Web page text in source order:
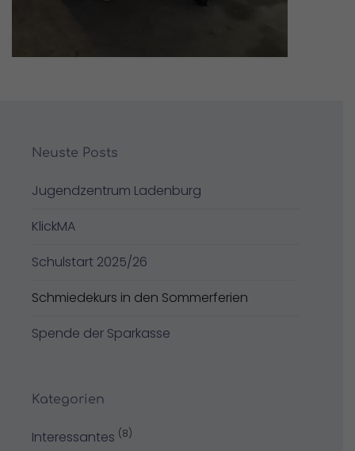
Neuste Posts
Jugendzentrum Ladenburg
KlickMA
Schulstart 2025/26
Schmiedekurs in den Sommerferien
Spende der Sparkasse
Kategorien
Interessantes (8)